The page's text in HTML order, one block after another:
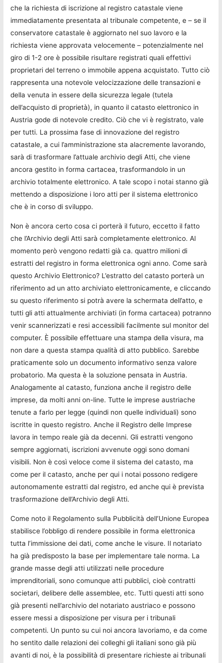
che la richiesta di iscrizione al registro catastale viene
immediatamente presentata al tribunale competente, e – se il
conservatore catastale è aggiornato nel suo lavoro e la
richiesta viene approvata velocemente – potenzialmente nel
giro di 1-2 ore è possibile risultare registrati quali effettivi
proprietari del terreno o immobile appena acquistato. Tutto ciò
rappresenta una notevole velocizzazione delle transazioni e
della venuta in essere della sicurezza legale (tutela
dell’acquisto di proprietà), in quanto il catasto elettronico in
Austria gode di notevole credito. Ciò che vi è registrato, vale
per tutti. La prossima fase di innovazione del registro
catastale, a cui l’amministrazione sta alacremente lavorando,
sarà di trasformare l’attuale archivio degli Atti, che viene
ancora gestito in forma cartacea, trasformandolo in un
archivio totalmente elettronico. A tale scopo i notai stanno già
mettendo a disposizione i loro atti per il sistema elettronico
che è in corso di sviluppo.
Non è ancora certo cosa ci porterà il futuro, eccetto il fatto
che l’Archivio degli Atti sarà completamente elettronico. Al
momento però vengono redatti già ca. quattro milioni di
estratti del registro in forma elettronica ogni anno. Come sarà
questo Archivio Elettronico? L’estratto del catasto porterà un
riferimento ad un atto archiviato elettronicamente, e cliccando
su questo riferimento si potrà avere la schermata dell’atto, e
tutti gli atti attualmente archiviati (in forma cartacea) potranno
venir scannerizzati e resi accessibili facilmente sul monitor del
computer. È possibile effettuare una stampa della visura, ma
non dare a questa stampa qualità di atto pubblico. Sarebbe
praticamente solo un documento informativo senza valore
probatorio. Ma questa è la soluzione pensata in Austria.
Analogamente al catasto, funziona anche il registro delle
imprese, da molti anni on-line. Tutte le imprese austriache
tenute a farlo per legge (quindi non quelle individuali) sono
iscritte in questo registro. Anche il Registro delle Imprese
lavora in tempo reale già da decenni. Gli estratti vengono
sempre aggiornati, iscrizioni avvenute oggi sono domani
visibili. Non è così veloce come il sistema del catasto, ma
come per il catasto, anche per qui i notai possono redigere
autonomamente estratti dal registro, ed anche qui è prevista
trasformazione dell’Archivio degli Atti.
Come noto il Regolamento sulla Pubblicità dell’Unione Europea
stabilisce l’obbligo di rendere possibile in forma elettronica
tutta l’immissione dei dati, come anche le visure. Il notariato
ha già predisposto la base per implementare tale norma. La
grande masse degli atti utilizzati nelle procedure
imprenditoriali, sono comunque atti pubblici, cioè contratti
societari, delibere delle assemblee, etc. Tutti questi atti sono
già presenti nell’archivio del notariato austriaco e possono
essere messi a disposizione per visura per i tribunali
competenti. Un punto su cui noi ancora lavoriamo, e da come
ho sentito dalle relazioni dei colleghi gli italiani sono già più
avanti di noi, è la possibilità di presentare richieste ai tribunali